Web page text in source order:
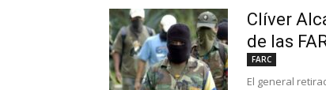
Clíver
de las
FARC
El general